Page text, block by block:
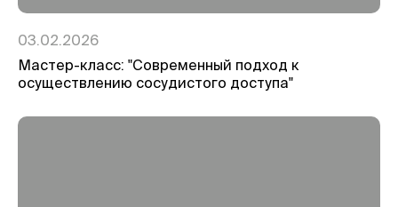
03.02.2026
Мастер-класс: "Современный подход к
осуществлению сосудистого доступа"